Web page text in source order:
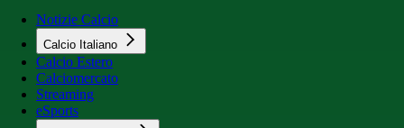
Notizie Calcio
Calcio Italiano
Calcio Estero
Calciomercato
Streaming
eSports